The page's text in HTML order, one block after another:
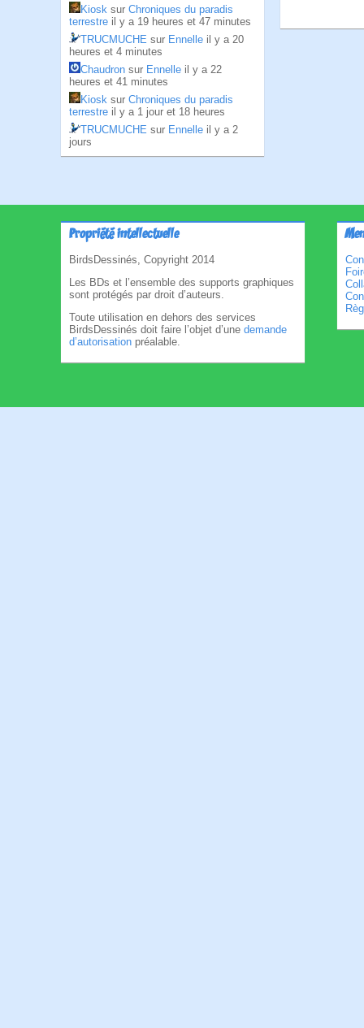
Kiosk sur Chroniques du paradis
terrestre il y a 19 heures et 47 minutes
TRUCMUCHE sur Ennelle il y a 20
heures et 4 minutes
Chaudron sur Ennelle il y a 22
heures et 41 minutes
Kiosk sur Chroniques du paradis
terrestre il y a 1 jour et 18 heures
TRUCMUCHE sur Ennelle il y a 2
jours
Propriété intellectuelle
BirdsDessinés, Copyright 2014
Les BDs et l’ensemble des supports graphiques
sont protégés par droit d’auteurs.
Toute utilisation en dehors des services
BirdsDessinés doit faire l’objet d’une demande
d’autorisation préalable.